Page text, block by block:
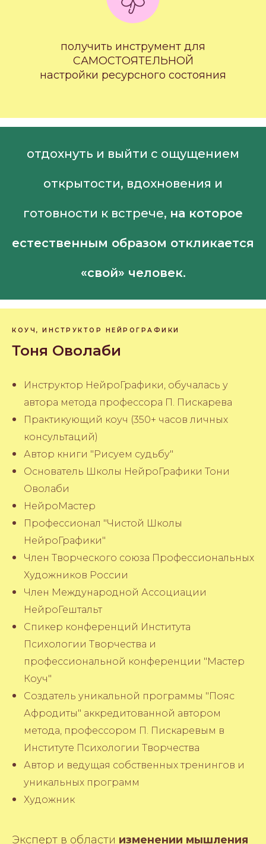
получить инструмент для
САМОСТОЯТЕЛЬНОЙ
настройки ресурсного состояния
отдохнуть и выйти с ощущением
открытости, вдохновения и
готовности к встрече, на которое
естественным образом откликается
«свой» человек.
КОУЧ, ИНСТРУКТОР НЕЙРОГРАФИКИ
Тоня Оволаби
Инструктор НейроГрафики, обучалась у
автора метода профессора П. Пискарева
Практикующий коуч (350+ часов личных
консультаций)
Автор книги "Рисуем судьбу"
Основатель Школы НейроГрафики Тони
Оволаби
НейроМастер
Профессионал "Чистой Школы
НейроГрафики"
Член Творческого союза Профессиональных
Художников России
Член Международной Ассоциации
НейроГештальт
Спикер конференций Института
Психологии Творчества и
профессиональной конференции "Мастер
Коуч"
Создатель уникальной программы "Пояс
Афродиты" аккредитованной автором
метода, профессором П. Пискаревым в
Институте Психологии Творчества
Автор и ведущая собственных тренингов и
уникальных программ
Художник
Эксперт в области изменении мышления